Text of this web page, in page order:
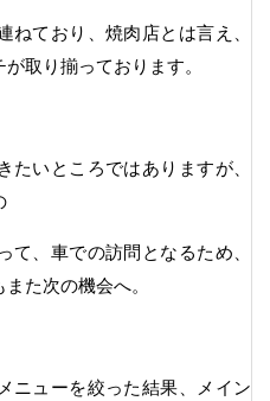
ねており、焼肉店とは言え、
取り揃っております。
いところではありますが、
て、車での訪問となるため、
た次の機会へ。
ニューを絞った結果、メイン